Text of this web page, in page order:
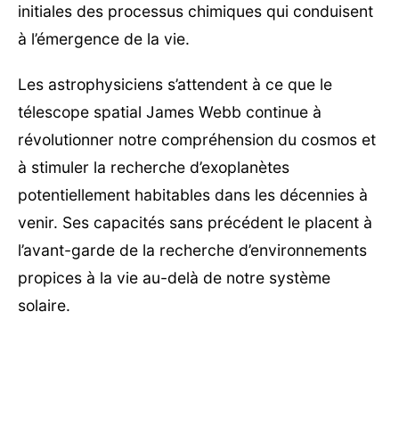
initiales des processus chimiques qui conduisent
à l’émergence de la vie.
Les astrophysiciens s’attendent à ce que le
télescope spatial James Webb continue à
révolutionner notre compréhension du cosmos et
à stimuler la recherche d’exoplanètes
potentiellement habitables dans les décennies à
venir. Ses capacités sans précédent le placent à
l’avant-garde de la recherche d’environnements
propices à la vie au-delà de notre système
solaire.